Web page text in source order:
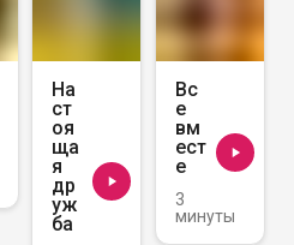
На
ст
оя
ща
я
др
уж
ба
Вс
е
вм
ест
е
3
минуты